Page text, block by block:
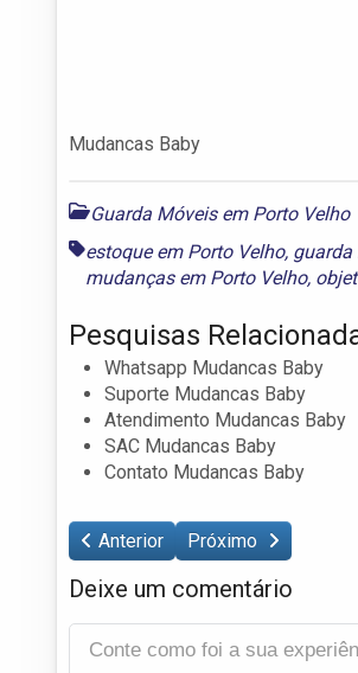
Mudancas Baby
Guarda Móveis em Porto Velho
estoque em Porto Velho, guarda
mudanças em Porto Velho,
Pesquisas
Whatsapp Mudancas Baby
Suporte Mudancas Baby
Atendimento Mudancas Baby
SAC Mudancas Baby
Contato Mudancas Baby
Anterior Próximo
Deixe um comentário